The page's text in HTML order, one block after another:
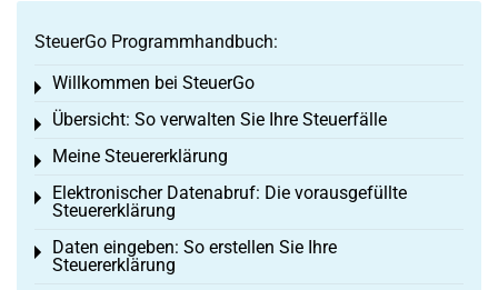
SteuerGo Programmhandbuch:
Willkommen bei SteuerGo
Toggle menu
Übersicht: So verwalten Sie Ihre Steuerfälle
Toggle menu
Meine Steuererklärung
Toggle menu
Elektronischer Datenabruf: Die vorausgefüllte
Steuererklärung
Toggle menu
Daten eingeben: So erstellen Sie Ihre
Steuererklärung
Toggle menu